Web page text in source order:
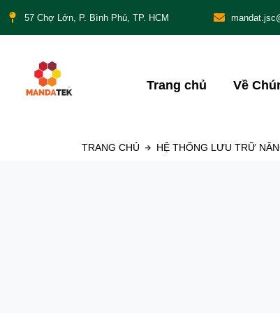
57 Chợ Lớn, P. Bình Phú, TP. HCM
Trang chủ Về
TRANG CHỦ HỆ THỐNG LƯU TRỮ